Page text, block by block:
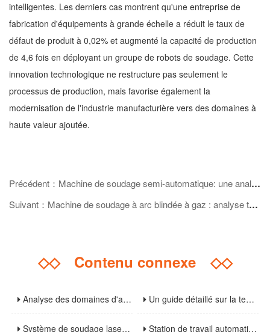
intelligentes. Les derniers cas montrent qu'une entreprise de
fabrication d'équipements à grande échelle a réduit le taux de
défaut de produit à 0,02% et augmenté la capacité de production
de 4,6 fois en déployant un groupe de robots de soudage. Cette
innovation technologique ne restructure pas seulement le
processus de production, mais favorise également la
modernisation de l'industrie manufacturière vers des domaines à
haute valeur ajoutée.
Précédent：Machine de soudage semi-automatique: une analyse complète des principes de base, des scénarios d'application et des spécifications de fonctionnement
Suivant：Machine de soudage à arc blindée à gaz : analyse technique et guide d'application
◇◇Contenu connexe ◇◇
Analyse des domaines d'application et perspectives sur les tendances de l'industrie des machines de découpe laser à fibre Un guide détaillé sur la technologie de coupe laser en acier inoxydable : du principe à l'exploitation pratique
Système de soudage laser 3D: analyse de la technologie de base qui conduit à la mise à niveau de l'industrie manufacturière Station de travail automatisée de soudage laser à haute efficacité : analyse des principaux avantages et des tendances de développement futures